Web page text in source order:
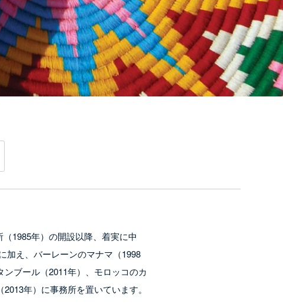
1985年）の開設以降、着実に中
加え、バーレーンのマナマ（1998
ブール（2011年）、モロッコのカ
年）に事務所を置いています。